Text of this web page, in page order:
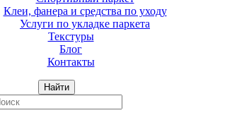
Клеи, фанера и средства по уходу
Услуги по укладке паркета
Текстуры
Блог
Контакты
Найти